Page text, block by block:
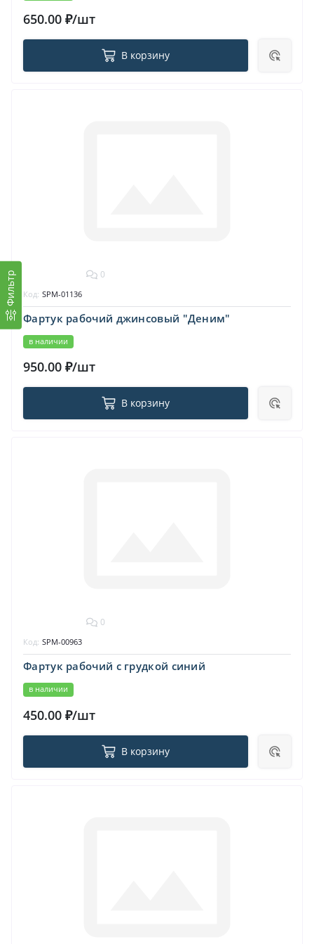
Фильтр
650.00 ₽/шт
В корзину
0
Фартук рабочий джинсовый "Деним"
в наличии
Код: SPM-01136
950.00 ₽/шт
В корзину
0
Фартук рабочий с грудкой синий
в наличии
Код: SPM-00963
450.00 ₽/шт
В корзину